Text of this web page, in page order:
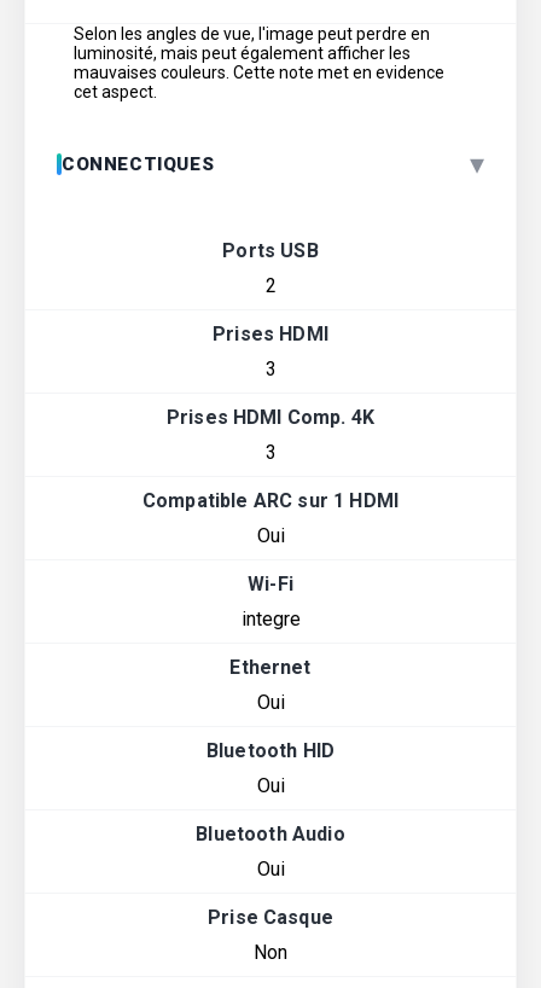
Selon les angles de vue, l'image peut perdre en
luminosité, mais peut également afficher les
mauvaises couleurs. Cette note met en evidence
cet aspect.
CONNECTIQUES ▾
Ports USB
2
Prises HDMI
3
Prises HDMI Comp. 4K
3
Compatible ARC sur 1 HDMI
Oui
Wi-Fi
integre
Ethernet
Oui
Bluetooth HID
Oui
Bluetooth Audio
Oui
Prise Casque
Non